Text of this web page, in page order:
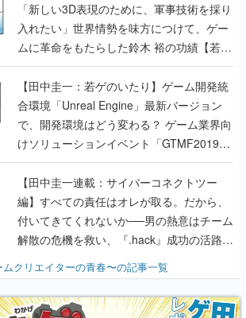
「新しい3D表現のために、軍事技術を採り
入れたい」世界情勢を味方につけて、ゲー
ムに革命をもたらした鈴木 裕の功績【若ゲ
のいたり】
【田中圭一：若ゲのいたり】ゲーム開発統
合環境「Unreal Engine」最新バージョン
で、開発環境はどう変わる？ ゲーム業界向
けソリューションイベント「GTMF2019」
に行って、より理解を深めよう【PR】
【田中圭一連載：サイバーコネクトツー
編】すべての責任はオレが取る。だから、
付いてきてくれないか──男の熱意はチーム
解散の危機を救い、『.hack』成功の活路を
開く。業界の快男児・松山 洋に流れる血は
『少年ジャンプ』色だった【若ゲのいた
り】
クリエイターの青春〜の記事一覧